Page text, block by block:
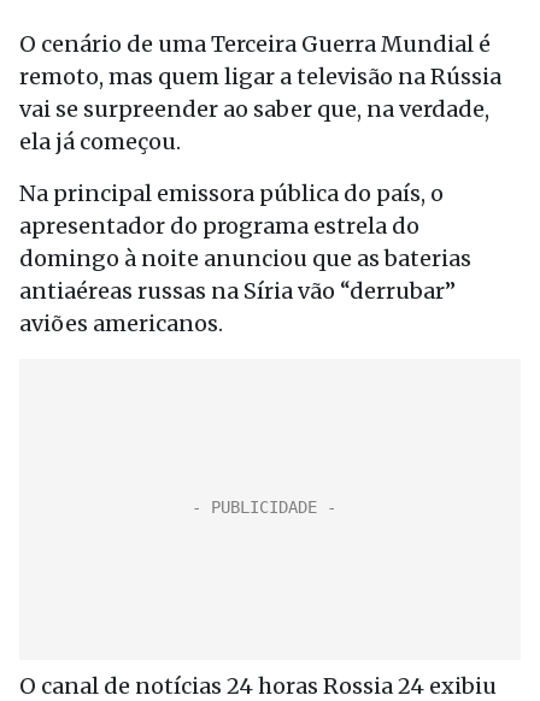
O cenário de uma Terceira Guerra Mundial é
remoto, mas quem ligar a televisão na Rússia
vai se surpreender ao saber que, na verdade,
ela já começou.
Na principal emissora pública do país, o
apresentador do programa estrela do
domingo à noite anunciou que as baterias
antiaéreas russas na Síria vão “derrubar”
aviões americanos.
O canal de notícias 24 horas Rossia 24 exibiu